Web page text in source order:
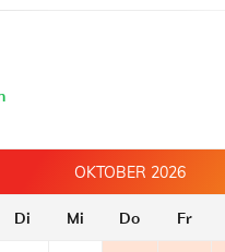
OKTOBER 2026
Di Mi Do Fr